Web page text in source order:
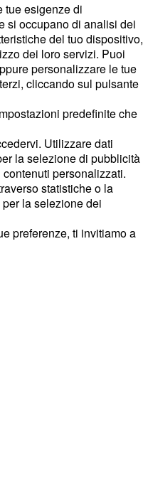
tue esigenze di
si occupano di analisi dei
del tuo dispositivo,
dei loro servizi. Puoi
personalizzare le tue
cliccando sul pulsante
predefinite che
Utilizzare dati
la selezione di pubblicità
personalizzati.
statistiche o la
la selezione dei
preferenze, ti invitiamo a